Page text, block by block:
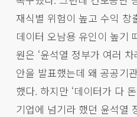
재식별 위험이 높고 수익 창
데이터 오남용 유인이 높기
원은 ‘윤석열 정부가 여러
안을 발표했는데 왜 공공기
했다. 하지만 ‘데이터가 다
기업에 넘기라 했던 윤석열